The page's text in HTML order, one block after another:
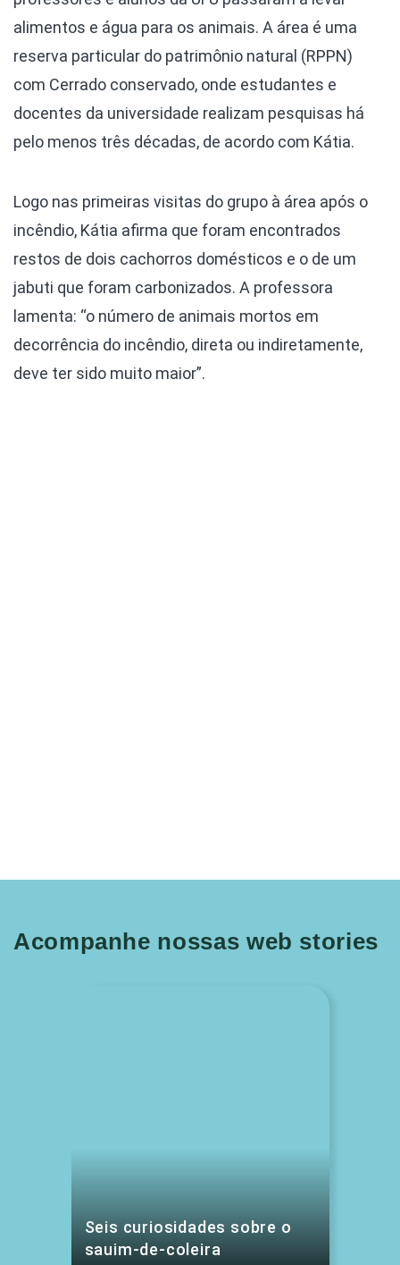
alimentos e água para os animais. A área é uma
reserva particular do patrimônio natural (RPPN)
com Cerrado conservado, onde estudantes e
docentes da universidade realizam pesquisas há
pelo menos três décadas, de acordo com Kátia.
Logo nas primeiras visitas do grupo à área após o
incêndio, Kátia afirma que foram encontrados
restos de dois cachorros domésticos e o de um
jabuti que foram carbonizados. A professora
lamenta: “o número de animais mortos em
decorrência do incêndio, direta ou indiretamente,
deve ter sido muito maior”.
Acompanhe nossas web stories
Seis curiosidades sobre o
sauim-de-coleira